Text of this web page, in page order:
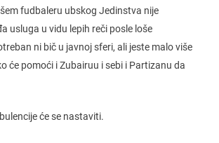
fudbaleru ubskog Jedinstva nije
usluga u vidu lepih reči posle loše
ni bič u javnoj sferi, ali jeste malo više
će pomoći i Zubairuu i sebi i Partizanu da
će se nastaviti.